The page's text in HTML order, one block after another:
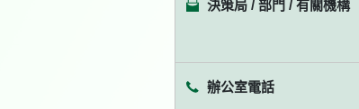
決策局 / 部門 / 有關機構
辦公室電話